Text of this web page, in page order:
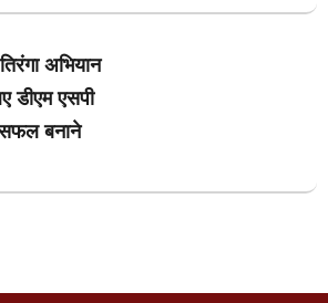
अभियान
डीएम एसपी
बनाने